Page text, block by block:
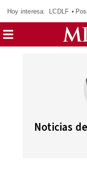
Hoy interesa: LCDLF
Noticias